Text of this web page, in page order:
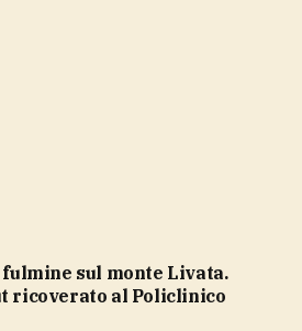
ricoverato al Policlinico